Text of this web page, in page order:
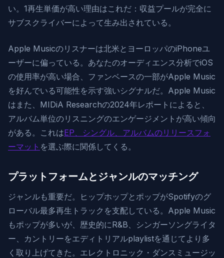
い。1再生単価が高い理由はこれだ：収益プールが完全に
サブスクライバーによって生み出されている。
Apple Musicのリスナーは北米とヨーロッパのiPhoneユ
ーザーに偏っている。あなたのオーディエンス分析でiOS
の使用率が高い場合、ファンベースの一部がApple Music
を好んでいる可能性を示す強いシグナルだ。Apple Music
はまた、MIDiA Researchの2024年レポートによると、
アルバム単位のリスニングのエンゲージメントが高い傾向
がある。これはEP、シングル、アルバムのリリースフォ
ーマット を選ぶ際に関係してくる。
プラットフォームとジャンルのマッチング
ジャンルも重要だ。ヒップホップとポップがSpotifyのグ
ローバル最多再生トラックを支配している。Apple Music
もポップが多いが、歴史的にR&B、シンガーソングライタ
ー、カントリーをエディトリアルplaylistを通じてより多
く取り上げてきた。エレクトロニック・ダンスミュージッ